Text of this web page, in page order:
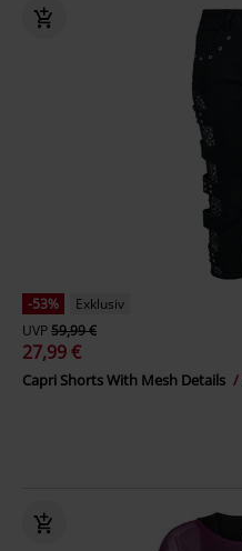
-53%
Exklusiv
UVP59,99 €
27,99 €
Capri Shorts With Mesh Details